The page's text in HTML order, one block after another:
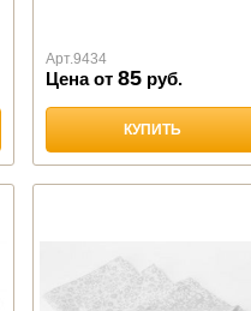
Арт.9434
Цена от85 руб.
КУПИТЬ